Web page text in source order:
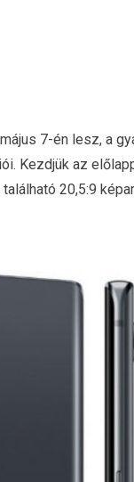
7-én lesz, a
Kezdjük az
20,5:9